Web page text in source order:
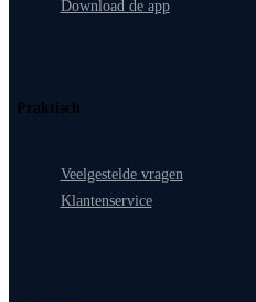
Download de app
Praktisch
Veelgestelde vragen
Klantenservice